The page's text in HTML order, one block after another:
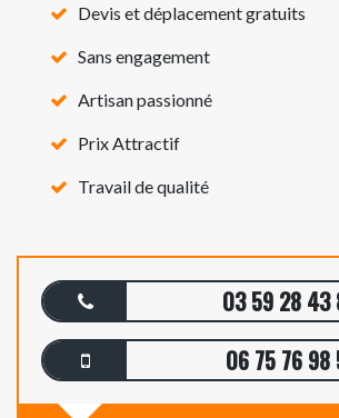
Devis et déplacement gratuits
Sans engagement
Artisan passionné
Prix Attractif
Travail de qualité
03 59 28 43
06 75 76 98